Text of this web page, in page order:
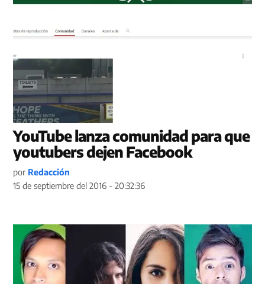
YouTube lanza comunidad para que
youtubers dejen Facebook
por Redacción
15 de septiembre del 2016 - 20:32:36